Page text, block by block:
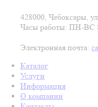
428000, Чебоксары,
Часы работы: ПН-ВС
Электронная почта:
Каталог
Услуги
Информация
О компании